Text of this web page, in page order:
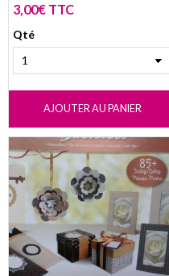
3,00€ TTC
Qté
AJOUTER AU PANIER